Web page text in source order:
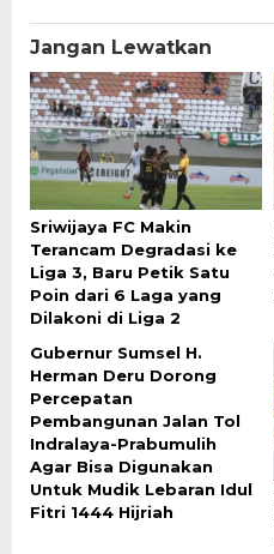
Jangan Lewatkan
Sriwijaya FC Makin
Terancam Degradasi ke
Liga 3, Baru Petik Satu
Poin dari 6 Laga yang
Dilakoni di Liga 2
Gubernur Sumsel H.
Herman Deru Dorong
Percepatan
Pembangunan Jalan Tol
Indralaya-Prabumulih
Agar Bisa Digunakan
Untuk Mudik Lebaran Idul
Fitri 1444 Hijriah